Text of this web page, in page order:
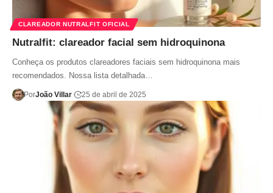
CLAREADOR NUTRALFIT OFICIAL
Nutralfit: clareador facial sem hidroquinona
Conheça os produtos clareadores faciais sem hidroquinona mais
recomendados. Nossa lista detalhada…
PorJoão Villar 25 de abril de 2025